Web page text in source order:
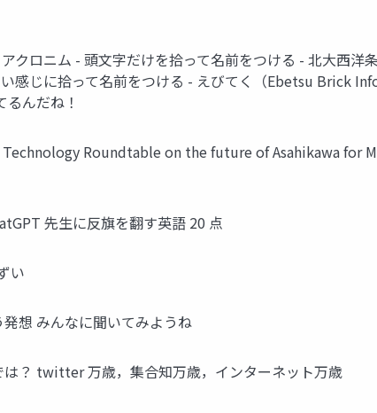
クロニム - 頭文字だけを拾って名前をつける - 北大西
感じに拾って名前をつける - えびてく（Ebetsu Brick
んだね！
Roundtable on the future of Asahikawa for
先生に反旗を翻す英語 20 点
い
想 みんなに聞いてみようね
？ twitter 万歳，集合知万歳，インターネット万歳